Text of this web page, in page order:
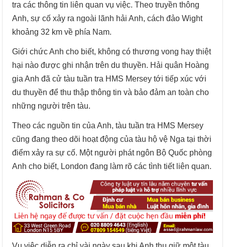
tra các thông tin liên quan vụ việc. Theo truyền thông
Anh, sự cố xảy ra ngoài lãnh hải Anh, cách đảo Wight
khoảng 32 km về phía Nam.
Giới chức Anh cho biết, không có thương vong hay thiệt
hại nào được ghi nhận trên du thuyền. Hải quân Hoàng
gia Anh đã cử tàu tuần tra HMS Mersey tới tiếp xúc với
du thuyền để thu thập thông tin và bảo đảm an toàn cho
những người trên tàu.
Theo các nguồn tin của Anh, tàu tuần tra HMS Mersey
cũng đang theo dõi hoạt động của tàu hộ vệ Nga tại thời
điểm xảy ra sự cố. Một người phát ngôn Bộ Quốc phòng
Anh cho biết, London đang làm rõ các tình tiết liên quan.